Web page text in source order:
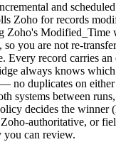
and
Zoho for records
Zoho's Modified_Time
so you are not re-
Every record carries
always knows
no duplicates on either
systems between
decides the winner
authoritative, or
you can review.